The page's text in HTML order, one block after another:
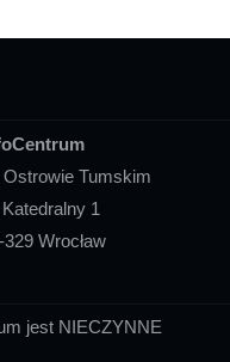
Ostrowie Tumskim
1
329 Wrocław
jest NIECZYNNE